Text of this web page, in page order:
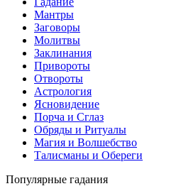
Мантры
Заговоры
Молитвы
Заклинания
Привороты
Отвороты
Астрология
Ясновидение
Порча и Сглаз
Обряды и Ритуалы
Магия и Волшебство
Талисманы и Обереги
Популярные гадания